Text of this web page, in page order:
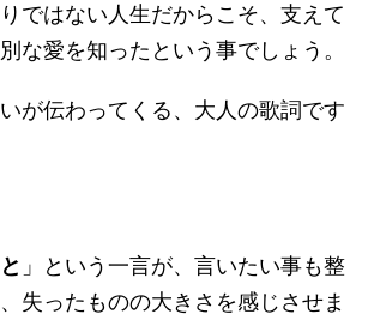
ではない人生だからこそ、支えて
な愛を知ったという事でしょう。
が伝わってくる、大人の歌詞です
」という一言が、言いたい事も整
失ったものの大きさを感じさせま